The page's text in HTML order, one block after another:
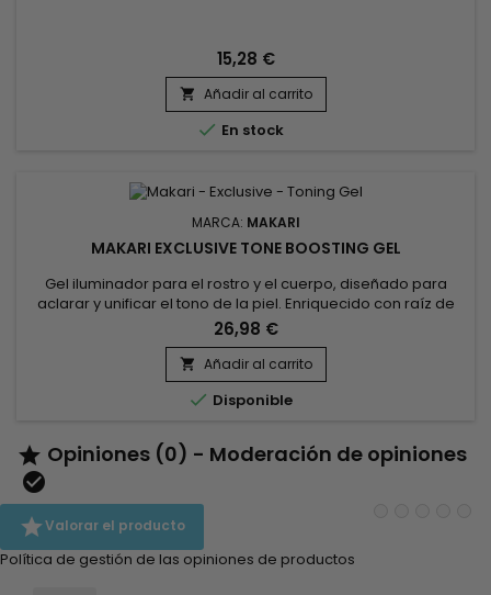
15,28 €
 Añadir al carrito
 En stock
MARCA: MAKARI
MAKARI EXCLUSIVE TONE BOOSTING GEL
Gel iluminador para el rostro y el cuerpo, diseñado para
aclarar y unificar el tono de la piel. Enriquecido con raíz de
regaliz, aceite de zanahoria, ácido cítrico, ácido ascórbico y
extracto de raíz de morera, este gel iluminador de Makari
Exclusive penetra rápidamente para hidratar y revitalizar,
aclarar, reafirmar la piel y unificar el tono. El Gel...
26,98 €
 Añadir al carrito
 Disponible
 Opiniones (0) - Moderación de opiniones

Valorar el producto
Política de gestión de las opiniones de productos